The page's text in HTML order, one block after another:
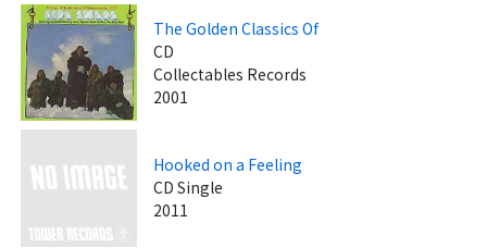
The Golden Classics Of
CD
Collectables Records
2001
Hooked on a Feeling
CD Single
2011